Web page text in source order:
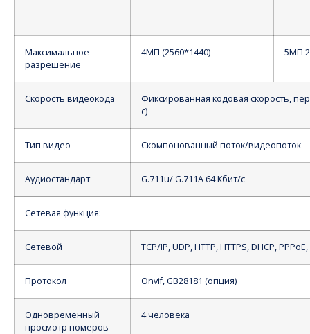
Максимальное
разрешение
4МП (2560*1440) 5МП
Скорость видеокода
Фиксированная кодовая скорость,
с)
Тип видео Скомпонованный поток/видеопоток
Аудиостандарт G.711u/ G.711A 64 Кбит/с
Сетевая функция:
Сетевой TCP/IP, UDP, HTTP, HTTPS, DHCP,
Протокол Onvif, GB28181 (опция)
Одновременный
просмотр номеров
4 человека